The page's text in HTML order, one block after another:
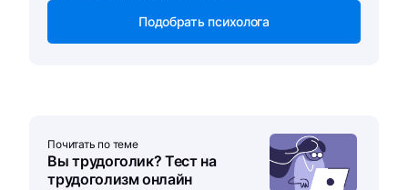
Подобрать психолога
Почитать по теме
Вы трудоголик? Тест на
трудоголизм онлайн